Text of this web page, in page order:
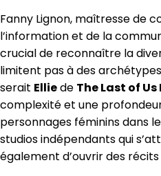
Fanny Lignon, maîtresse de
l’information et de la
crucial de reconnaître la
limitent pas à des
serait Elliede The Last of Us
complexité et une
personnages féminins dans
studios indépendants qui
également d’ouvrir des récits